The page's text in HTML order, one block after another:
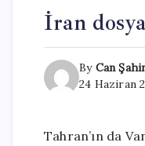
İran
By Can
24 Haziran
Tahran’ın da